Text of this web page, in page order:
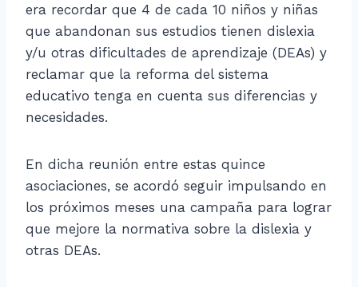
era recordar que 4 de cada 10 niños y niñas
que abandonan sus estudios tienen dislexia
y/u otras dificultades de aprendizaje (DEAs) y
reclamar que la reforma del sistema
educativo tenga en cuenta sus diferencias y
necesidades.
En dicha reunión entre estas quince
asociaciones, se acordó seguir impulsando en
los próximos meses una campaña para lograr
que mejore la normativa sobre la dislexia y
otras DEAs.